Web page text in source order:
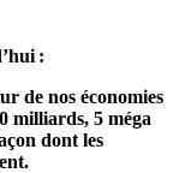
:
de nos économies
milliards, 5 méga
dont les